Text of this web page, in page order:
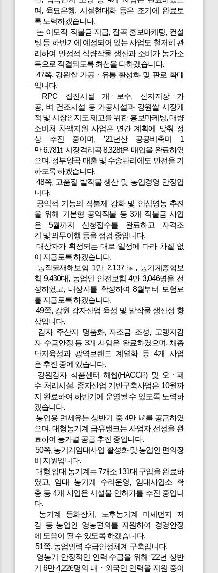
며, 육묘은행, 시설현대화 등은 조기에 완료토
록 노력하겠습니다.
논 이모작 직불금 지급, 잡곡 홍보마케팅, 컨설
팅 등 하반기에 예정되어 있는 사업도 철저히 관
리하여 안정적 식량작물 생산과 소비가 농가소
득으로 직결되도록 최선을 다하겠습니다.
47쪽, 강원쌀 가공ㆍ유통 활성화 및 판로 확대
입니다.
RPC 집진시설 개ㆍ보수, 산지저장ㆍ가
공, 벼 건조시설 등 가공시설과 강원쌀 시장개
척 및 시장인지도 제고를 위한 홍보마케팅, 대량
소비처 차액지원 사업은 연간 계획에 맞춰 정
상 추진 중이며, ’21년산 공공비축미 1
만 6,781t, 시장격리곡 8,328t은 매입을 완료하였
으며, 정부양곡 매출 및 수송관리에도 만전을 기
하도록 하겠습니다.
48쪽, 고품질 밭작물 생산 및 농업경영 안정입
니다.
공익적 기능의 직불제 강화 및 안심영농 추진
을 위해 기본형 공익직불 등 3개 직불금 사업
은 5월까지 신청접수를 완료하고 자격조
건 및 의무이행 등을 점검 중입니다.
대상자가 확정되는 대로 일정에 따라 차질 없
이 지급토록 하겠습니다.
농작물재해보험 1만 2,137㏊, 농기계종합보
험 9,430대, 농업인 안전보험 4만 3,046명을 선
정하였고, 대상자를 확정하여 8월부터 보험료
를 지급토록 하겠습니다.
49쪽, 강원 감자산업 육성 및 밭작물 생산성 향
상입니다.
감자 주산지 명품화, 자조금 조성, 고랭지감
자 수급안정 등 3개 사업은 완료하였으며, 채종
단지육성과 광역브랜드 계열화 등 4개 사업
은 추진 중에 있습니다.
강원감자 식품센터 해썹(HACCP) 및 오ㆍ폐
수 처리시설, 종자산업 기반구축사업은 10월까
지 완료하여 하반기에 운영될 수 있도록 노력하
겠습니다.
농업용 면세유는 상반기 중 4만 ㎘를 공급하였
으며, 대형농기계 급유탱크는 사업자 선정을 완
료하여 농가별 공급 추진 중입니다.
50쪽, 농기계임대사업 활성화 및 농업인 편의장
비 지원입니다.
대형 임대 농기계는 7개소 131대 구입을 완료하
였고, 임대 농기계 수리운영, 임대사업소 확
충 등 4개 사업은 시설물 인허가를 추진 중입니
다.
농기계 등화장치, 노후농기계 미세먼지 저
감 등 농업인 영농편의를 지원하여 경영안정
에 도움이 될 수 있도록 하겠습니다.
51쪽, 농업인력 수급안정체계 구축입니다.
영농기 안정적인 인력 수급을 위해 ’22년 상반
기 6만 4,226명의 내ㆍ외국인 인력을 지원 중이